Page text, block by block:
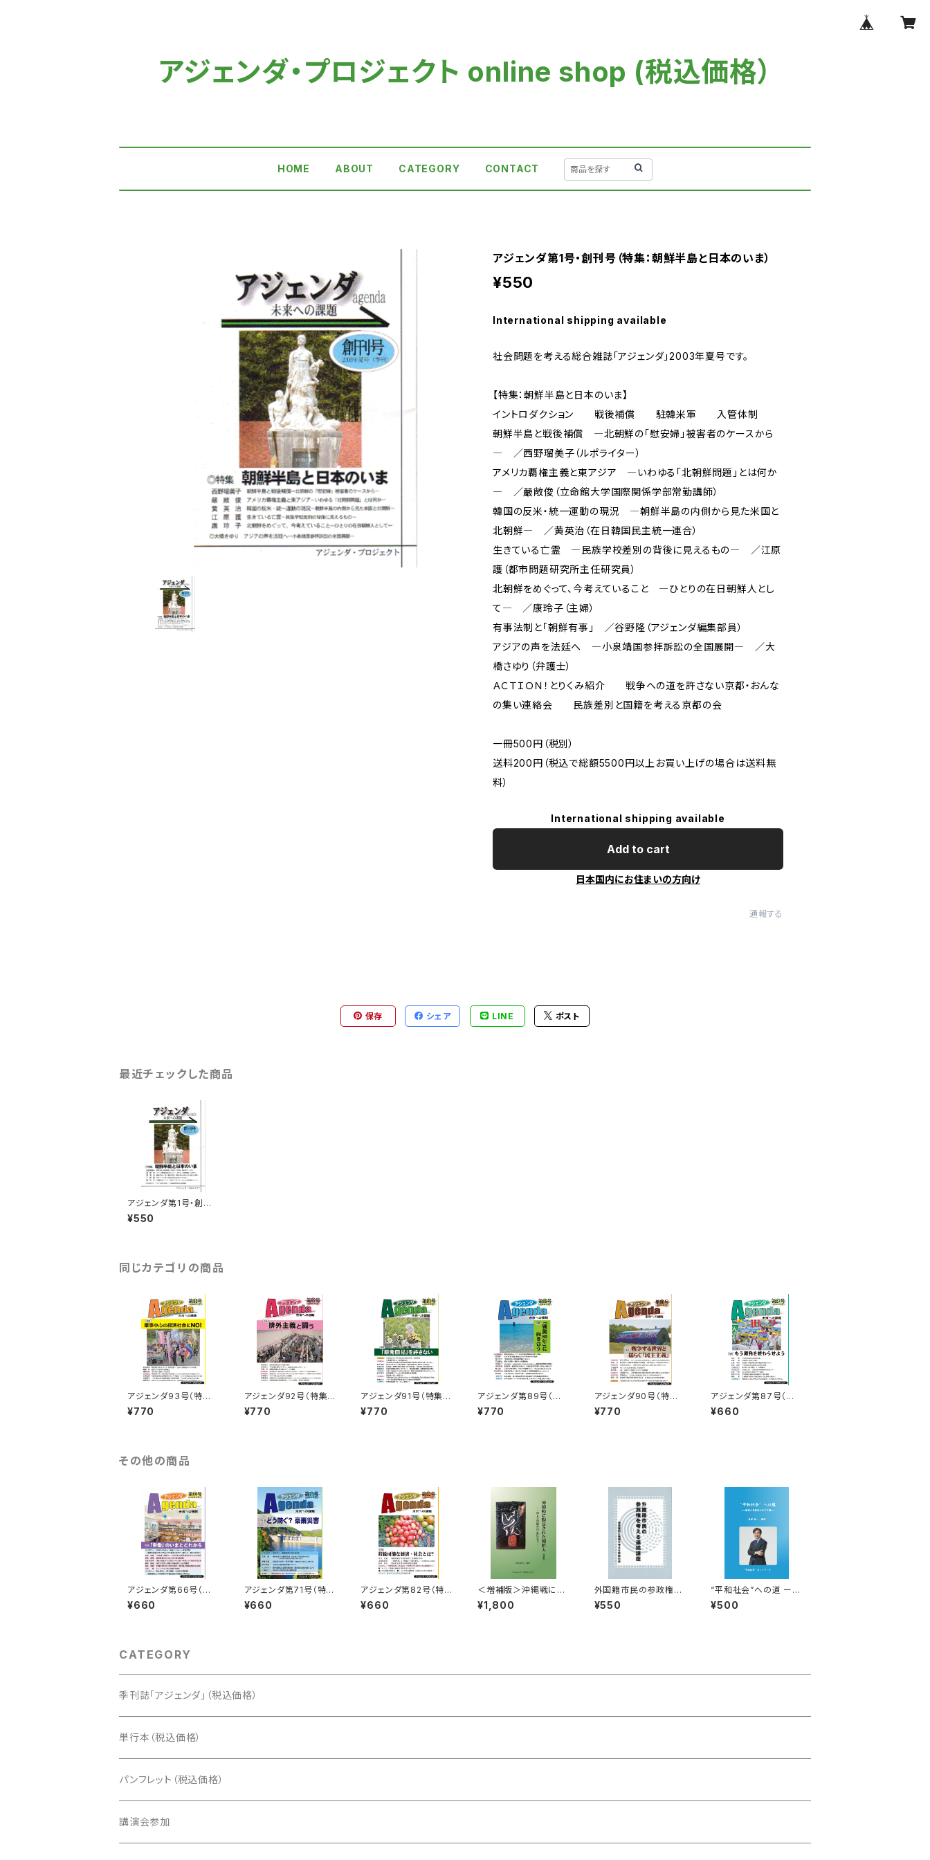
アジェンダ・プロジェクト online shop (税込価格）
HOME ABOUT CATEGORY CONTACT
アジェンダ第1号・創刊号（特集：朝鮮半島と日本のいま）
¥550
International shipping available
社会問題を考える総合雑誌「アジェンダ」2003年夏号です。
【特集：朝鮮半島と日本のいま】
イントロダクション 戦後補償 駐韓米軍 入管体制
朝鮮半島と戦後補償 ―北朝鮮の「慰安婦」被害者のケースから
― ／西野瑠美子（ルポライター）
アメリカ覇権主義と東アジア ―いわゆる「北朝鮮問題」とは何か
― ／嚴敞俊（立命館大学国際関係学部常勤講師）
韓国の反米・統一運動の現況 ―朝鮮半島の内側から見た米国と
北朝鮮― ／黄英治（在日韓国民主統一連合）
生きている亡霊 ―民族学校差別の背後に見えるもの― ／江原
護（都市問題研究所主任研究員）
北朝鮮をめぐって、今考えていること ―ひとりの在日朝鮮人とし
て― ／康玲子（主婦）
有事法制と「朝鮮有事」 ／谷野隆（アジェンダ編集部員）
アジアの声を法廷へ ―小泉靖国参拝訴訟の全国展開― ／大
橋さゆり（弁護士）
ＡＣＴＩＯＮ！とりくみ紹介 戦争への道を許さない京都・おんな
の集い連絡会 民族差別と国籍を考える京都の会
一冊500円（税別）
送料200円（税込で総額5500円以上お買い上げの場合は送料無
料）
International shipping available
Add to cart
日本国内にお住まいの方向け
通報する
保存 シェア LINE ポスト
最近チェックした商品
アジェンダ第1号・創刊
号（特集：朝鮮半島と日
本のいま）
¥550
同じカテゴリの商品
アジェンダ93号（特集：
軍事中心の経済社会に
NO!）
¥770
アジェンダ92号（特集：
排外主義と闘う）
¥770
アジェンダ91号（特集：
「原発回帰」を許さない）
¥770
アジェンダ第89号（特
集：「戦後80年」に向き
合う）
¥770
アジェンダ90号（特集：
戦争する世界と揺らぐ
「民主主義」）
¥770
アジェンダ第87号（特
集：もう原発を終わらせ
よう）
¥660
その他の商品
アジェンダ第66号（特
集：「労働」のいまとこれ
から）
¥660
アジェンダ第71号（特
集：どう防ぐ？ 豪雨災
害）
¥660
アジェンダ第82号（特
集：持続可能な経済・社
会とは？）
¥660
＜増補版＞沖縄戦に動
員された朝鮮人 ―軍
人・軍属を中心にして―
¥1,800
外国籍市民の参政権を
考える連続講座
¥550
“平和社会”への道 ー韓
国の革新党がめざす国
ー
¥500
CATEGORY
季刊誌「アジェンダ」（税込価格）
単行本（税込価格）
パンフレット（税込価格）
講演会参加